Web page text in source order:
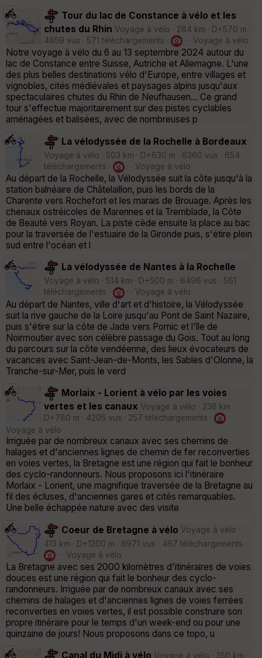
Tour du lac de Constance à vélo et les
chutes du Rhin Voyage à vélo · 284 km · D+570 m ·
4859 vus · 571 téléchargements ·
· · Voyage à vélo
Notre voyage à vélo du 6 au 13 septembre 2024 autour du
lac de Constance entre Suisse, Autriche et Allemagne. L'une
des plus belles destinations vélo d'Europe, entre villages et
vignobles, cités médiévales et paysages alpins jusqu'aux
spectaculaires chutes du Rhin de Neufhausen... Ce grand
tour s'effectue majoritairement sur des pistes cyclables
aménagées et balisées, avec de nombreuses p
La vélodyssée de la Rochelle à Bordeaux
Voyage à vélo · 503 km · D+630 m · 6360 vus · 654
téléchargements ·
· · Voyage à vélo
Au départ de la Rochelle, la Vélodyssée suit la côte jusqu'à la
station balnéaire de Châtelaillon, puis les bords de la
Charente vers Rochefort et les marais de Brouage. Après les
chenaux ostréicoles de Marennes et la Tremblade, la Côte
de Beauté vers Royan. La piste cède ensuite la place au bac
pour la traversée de l'estuaire de la Gironde puis, s'étire plein
sud entre l'océan et l
La vélodyssée de Nantes à la Rochelle
Voyage à vélo · 514 km · D+500 m · 6496 vus · 561
téléchargements ·
· · Voyage à vélo
Au départ de Nantes, ville d'art et d'histoire, la Vélodyssée
suit la rive gauche de la Loire jusqu'au Pont de Saint Nazaire,
puis s'étire sur la côte de Jade vers Pornic et l'île de
Noirmoutier avec son célèbre passage du Gois. Tout au long
du parcours sur la côte vendéenne, des lieux évocateurs de
vacances avec Saint-Jean-de-Monts, les Sables d'Olonne, la
Tranche-sur-Mer, puis le verd
Morlaix - Lorient à vélo par les voies
vertes et les canaux Voyage à vélo · 238 km ·
D+780 m · 4205 vus · 257 téléchargements ·
· ·
Voyage à vélo
Irriguée par de nombreux canaux avec ses chemins de
halages et d'anciennes lignes de chemin de fer reconverties
en voies vertes, la Bretagne est une région qui fait le bonheur
des cyclo-randonneurs. Nous proposons ici l'itinéraire
Morlaix - Lorient, une magnifique traversée de la Bretagne au
fil des écluses, d'anciennes gares et cités remarquables.
Une belle échappée nature avec des visite
Coeur de Bretagne à vélo Voyage à vélo ·
413 km · D+1200 m · 6971 vus · 467 téléchargements ·
· · Voyage à vélo
La Bretagne avec ses 2000 kilomètres d'itinéraires de voies
douces est une région qui fait le bonheur des cyclo-
randonneurs. Irriguée par de nombreux canaux avec ses
chemins de halages et d'anciennes lignes de voies ferrées
reconverties en voies vertes, il est possible construire son
propre itinéraire pour le temps d'un week-end ou pour une
quinzaine de jours! Nous proposons dans ce topo, u
Canal du Midi à vélo Voyage à vélo · 350 km ·